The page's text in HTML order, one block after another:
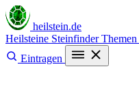
heilstein.de
Heilsteine SteinfinderThemen
Eintragen